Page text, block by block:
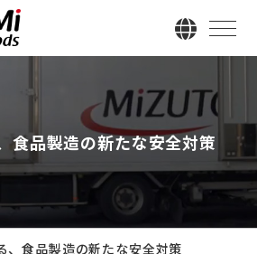
食品製造の新たな安全対策
、食品製造の新たな安全対策